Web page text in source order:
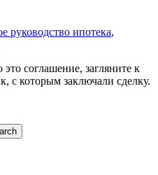
руководство ипотека,
соглашение, загляните к
с которым заключали сделку.